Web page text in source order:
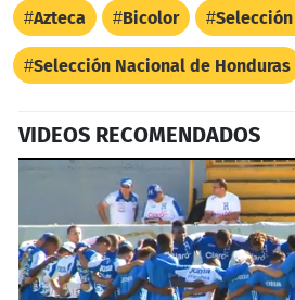
Azteca Bicolor
Selección Nacional de Honduras
VIDEOS RECOMENDADOS